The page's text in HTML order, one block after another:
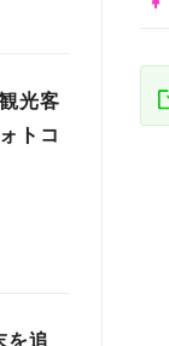
光客
トコ
を追